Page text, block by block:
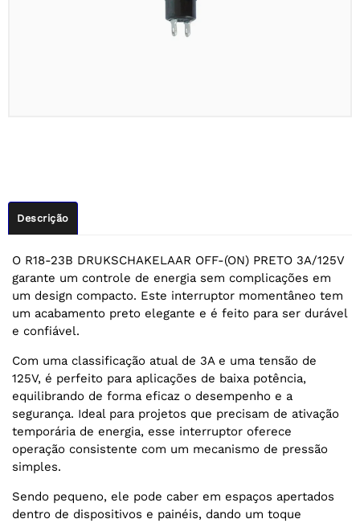
Descrição
O R18-23B DRUKSCHAKELAAR OFF-(ON) PRETO 3A/125V
garante um controle de energia sem complicações em
um design compacto. Este interruptor momentâneo tem
um acabamento preto elegante e é feito para ser durável
e confiável.
Com uma classificação atual de 3A e uma tensão de
125V, é perfeito para aplicações de baixa potência,
equilibrando de forma eficaz o desempenho e a
segurança. Ideal para projetos que precisam de ativação
temporária de energia, esse interruptor oferece
operação consistente com um mecanismo de pressão
simples.
Sendo pequeno, ele pode caber em espaços apertados
dentro de dispositivos e painéis, dando um toque